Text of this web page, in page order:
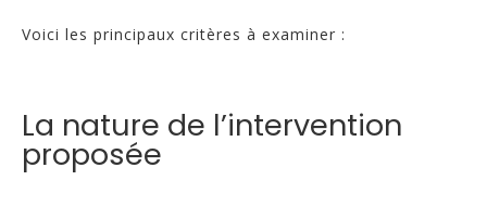
Voici les principaux critères à examiner :
La nature de l’intervention
proposée